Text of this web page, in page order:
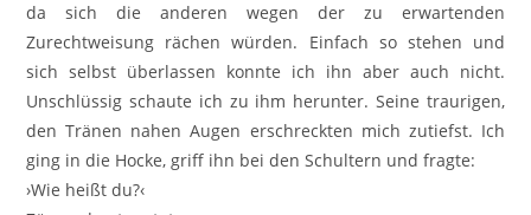
da sich die anderen wegen der zu erwartenden
Zurechtweisung rächen würden. Einfach so stehen und
sich selbst überlassen konnte ich ihn aber auch nicht.
Unschlüssig schaute ich zu ihm herunter. Seine traurigen,
den Tränen nahen Augen erschreckten mich zutiefst. Ich
ging in die Hocke, griff ihn bei den Schultern und fragte:
›Wie heißt du?‹